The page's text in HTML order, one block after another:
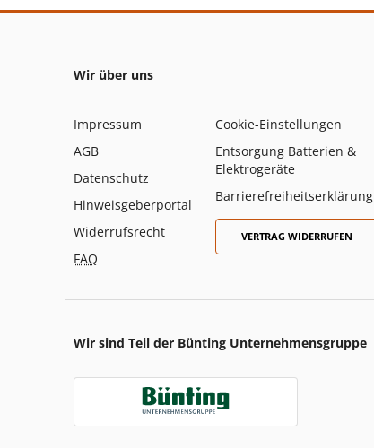
Wir über uns
Impressum
AGB
Datenschutz
Hinweisgeberportal
Widerrufsrecht
FAQ
Cookie-Einstellungen
Entsorgung Batterien &
Elektrogeräte
Barrierefreiheitserklärung
VERTRAG WIDERRUFEN
Wir sind Teil der Bünting Unternehmensgruppe